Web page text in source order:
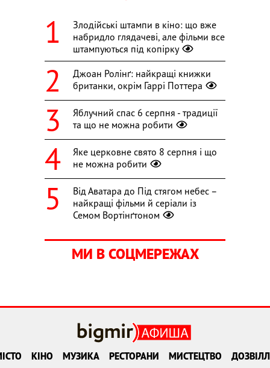
Злодійські штампи в кіно: що вже
набридло глядачеві, але фільми все
штампуються під копірку
Джоан Ролінґ: найкращі книжки
британки, окрім Гаррі Поттера
Яблучний спас 6 серпня - традиції
та що не можна робити
Яке церковне свято 8 серпня і що
не можна робити
Від Аватара до Під стягом небес –
найкращі фільми й серіали із
Семом Вортінґтоном
МИ В СОЦМЕРЕЖАХ
КІНО МУЗИКА РЕСТОРАНИ МИСТЕЦТВО